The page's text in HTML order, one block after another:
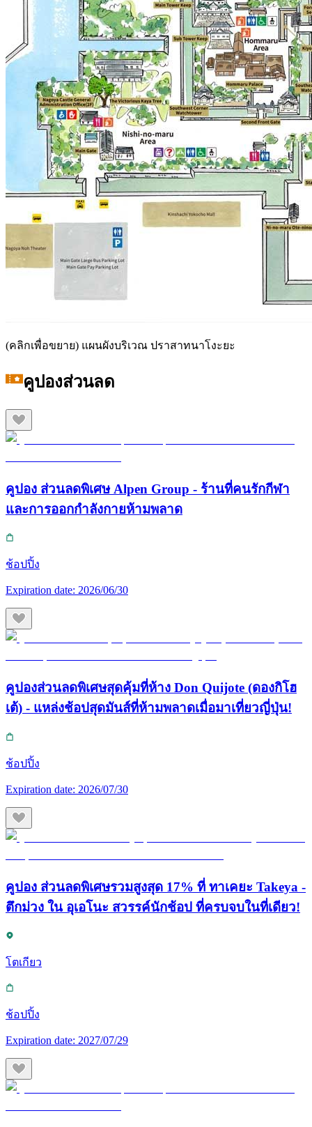
(คลิกเพื่อขยาย) แผนผังบริเวณ ปราสาทนาโงะยะ
คูปองส่วนลด
คูปอง ส่วนลดพิเศษ Alpen Group - ร้านที่คนรักกีฬา
และการออกกำลังกายห้ามพลาด
ช้อปปิ้ง
Expiration date: 2026/06/30
คูปองส่วนลดพิเศษสุดคุ้มที่ห้าง Don Quijote (ดองกิโฮ
เต้) - แหล่งช้อปสุดมันส์ที่ห้ามพลาดเมื่อมาเที่ยวญี่ปุ่น!
ช้อปปิ้ง
Expiration date: 2026/07/30
คูปอง ส่วนลดพิเศษรวมสูงสุด 17% ที่ ทาเคยะ Takeya -
ตึกม่วง ใน อุเอโนะ สวรรค์นักช้อป ที่ครบจบในที่เดียว!
โตเกียว
ช้อปปิ้ง
Expiration date: 2027/07/29